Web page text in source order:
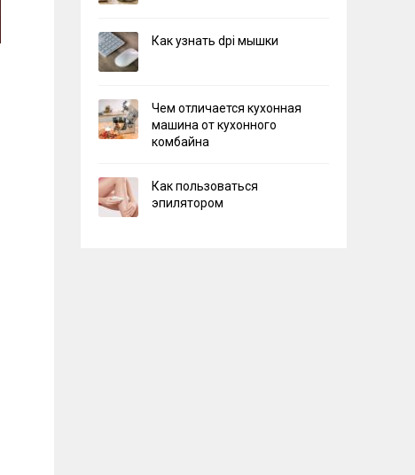
Как узнать dpi мышки
Чем отличается кухонная
машина от кухонного
комбайна
Как пользоваться
эпилятором